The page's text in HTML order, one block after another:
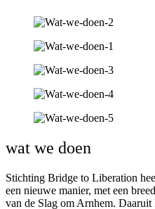
wat we doen
Stichting Bridge to Liberation
een nieuwe manier, met een
van de Slag om Arnhem. Daaruit